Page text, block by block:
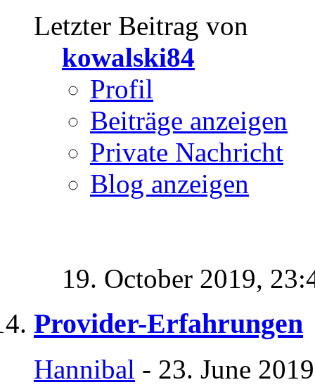
Letzter Beitrag von
kowalski84
Profil
Beiträge anzeigen
Private Nachricht
Blog anzeigen
19. October 2019,
Provider-Erfahrungen
Hannibal - 23. June